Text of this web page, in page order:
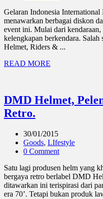
Gelaran Indonesia
menawarkan berbagai diskon
event ini. Mulai dari kendaraan,
kelengkapan berkendara.
Helmet, Riders & ...
READ MORE
DMD Helmet,
Retro.
30/01/2015
Goods, LIfestyle
0 Comment
Satu lagi produsen helm yang
bergaya retro berlabel DMD
ditawarkan ini terispirasi dari
era 70’. Tetapi bukan produk